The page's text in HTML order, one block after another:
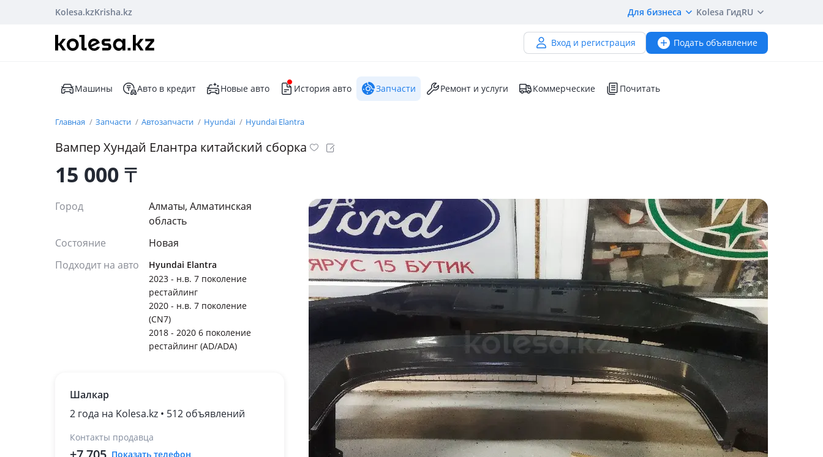
Kolesa.kzKrisha.kz Для бизнеса Kolesa ГидRU
Вход и регистрация Подать объявление
Машины Авто в кредит Новые авто История авто Запчасти Ремонт и услуги Коммерческие Почитать
Главная Запчасти Автозапчасти Hyundai Hyundai Elantra
Вампер Хундай Елантра китайский сборка
15 000₸
Город
Алматы, Алматинская
область
Состояние
Новая
Подходит на авто
Hyundai Elantra
2023 - н.в. 7 поколение
рестайлинг
2020 - н.в. 7 поколение
(CN7)
2018 - 2020 6 поколение
рестайлинг (AD/ADA)
Шалкар
2 года на Kolesa.kz • 512 объявлений
Контакты продавца
Показать телефон